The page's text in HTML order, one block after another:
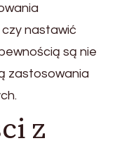
nastawić
są nie
zastosowania
z